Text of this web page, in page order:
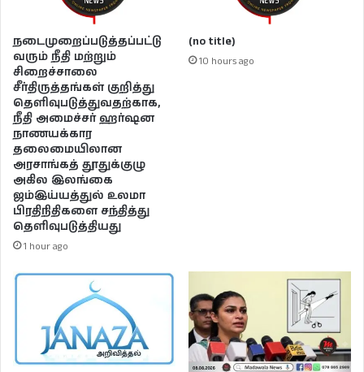
நடைமுறைப்படுத்தப்பட்டு
வரும் நீதி மற்றும்
சிறைச்சாலை
சீர்திருத்தங்கள் குறித்து
தெளிவுபடுத்துவதற்காக,
நீதி அமைச்சர் ஹர்ஷன
நாணயக்கார
தலைமையிலான
அரசாங்கத் தூதுக்குழு
அகில இலங்கை
ஜம்இய்யத்துல் உலமா
பிரதிநிதிகளை சந்தித்து
தெளிவுபடுத்தியது
1 hour ago
(no title)
10 hours ago